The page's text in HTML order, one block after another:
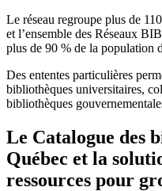
Le réseau regroupe plus de 110
et l’ensemble des Réseaux
plus de 90 % de la population
Des ententes particulières
bibliothèques universitaires,
bibliothèques
Le Catalogue des
Québec et la
ressources pour